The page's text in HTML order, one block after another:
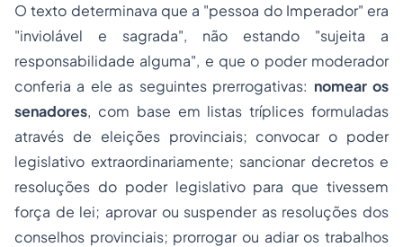
O texto determinava que a "pessoa do Imperador" era
"inviolável e sagrada", não estando "sujeita a
responsabilidade alguma", e que o poder moderador
conferia a ele as seguintes prerrogativas: nomear os
senadores, com base em listas tríplices formuladas
através de eleições provinciais; convocar o poder
legislativo extraordinariamente; sancionar decretos e
resoluções do poder legislativo para que tivessem
força de lei; aprovar ou suspender as resoluções dos
conselhos provinciais; prorrogar ou adiar os trabalhos